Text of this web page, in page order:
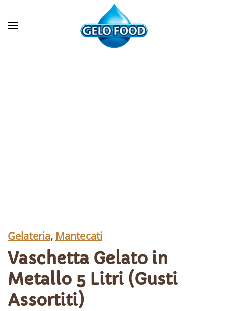
Gelateria, Mantecati
Vaschetta Gelato in
Metallo 5 Litri (Gusti
Assortiti)